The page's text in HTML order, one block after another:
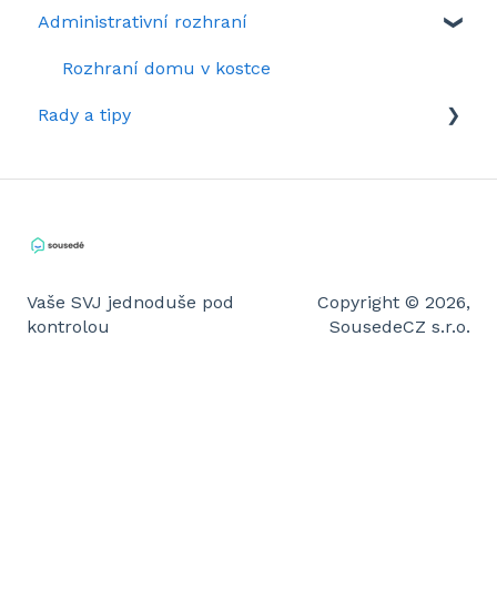
Kolik stojí SousedéCZ
Záznamy webinářů
Vzory dokumentů pro správu SVJ/BD
Sousedské spory
Společenství vlastníků jednotek
Administrativní rozhraní
Rozhraní domu v kostce
Rady a tipy
Vaše SVJ jednoduše pod
kontrolou
Copyright © 2026,
SousedeCZ s.r.o.